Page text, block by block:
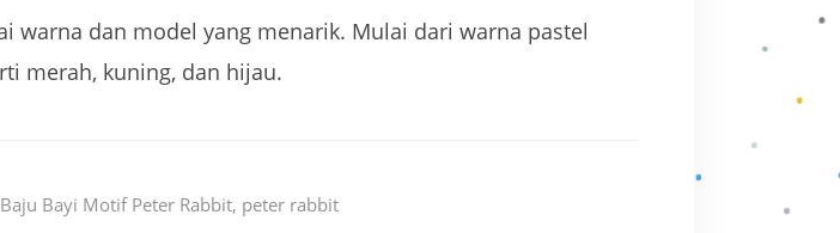
warna dan model yang menarik. Mulai dari warna pastel
merah, kuning, dan hijau.
Baju Bayi Motif Peter Rabbit, peter rabbit